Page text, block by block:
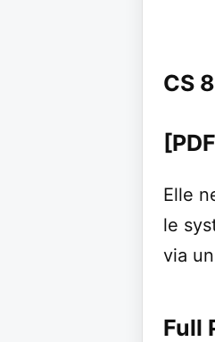
CS
Elle
le
via
Full